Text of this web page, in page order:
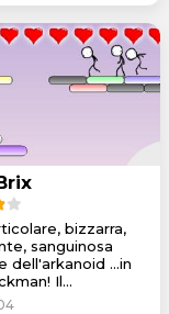
bizzarra,
sanguinosa
dell'arkanoid ...in
Il...